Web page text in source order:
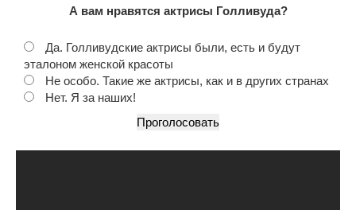
А вам нравятся актрисы Голливуда?
Да. Голливудские актрисы были, есть и будут
эталоном женской красоты
Не особо. Такие же актрисы, как и в других странах
Нет. Я за наших!